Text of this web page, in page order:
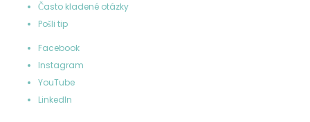
Často kladené otázky
Pošli tip
Facebook
Instagram
YouTube
LinkedIn